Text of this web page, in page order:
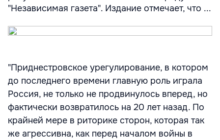
"Независимая газета". Издание отмечает, что ...
"Приднестровское урегулирование, в котором
до последнего времени главную роль играла
Россия, не только не продвинулось вперед, но
фактически возвратилось на 20 лет назад. По
крайней мере в риторике сторон, которая так
же агрессивна, как перед началом войны в